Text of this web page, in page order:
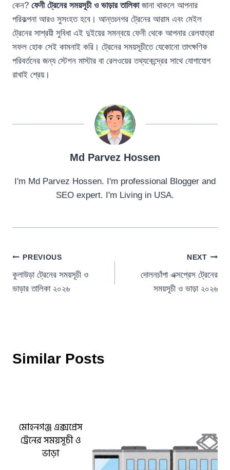
কেন? ফেনী ট্রেনের সময়সূচী ও ভাড়ার তালিকাজানা থাকলে আপনার
পরিকল্পনা আরও সুসংহত হবে। আন্তঃনগর ট্রেনের আরাম এবং মেইল
ট্রেনের সাশ্রয়ী সুবিধা এই দুইয়ের সমন্বয়ে ফেনী থেকে আপনার রেলযাত্রা
সফল হোক সেই কামনাই করি। ট্রেনের সময়সূচীতে যেকোনো তাৎক্ষণিক
পরিবর্তনের জন্য স্টেশন মাস্টার বা রেলওয়ের তথ্যকেন্দ্রের সাথে যোগাযোগ
রাখাই শ্রেয়।
Md Parvez Hossen
I'm Md Parvez Hossen. I'm professional Blogger and
SEO expert. I'm Living in USA.
Post
navigation
PREVIOUS
কুলাউড়া ট্রেনের সময়সূচী ও
ভাড়ার তালিকা ২০২৬
NEXT
দোলনচাঁপা এক্সপ্রেস ট্রেনের
সময়সূচী ও ভাড়া ২০২৬
Similar Posts